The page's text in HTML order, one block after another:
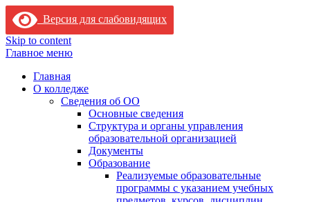
Версия для слабовидящих
Skip to content
Главное меню
Главная
О колледже
Сведения об ОО
Основные сведения
Структура и органы управления
образовательной организацией
Документы
Образование
Реализуемые образовательные
программы с указанием учебных